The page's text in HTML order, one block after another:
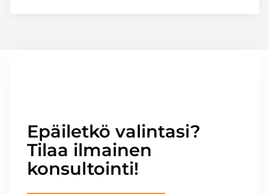
Epäiletkö valintasi?
Tilaa ilmainen
konsultointi!